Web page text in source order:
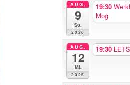
AUG.
9
So.
2026
19:30
Mog
AUG.
12
Mi.
2026
19:30